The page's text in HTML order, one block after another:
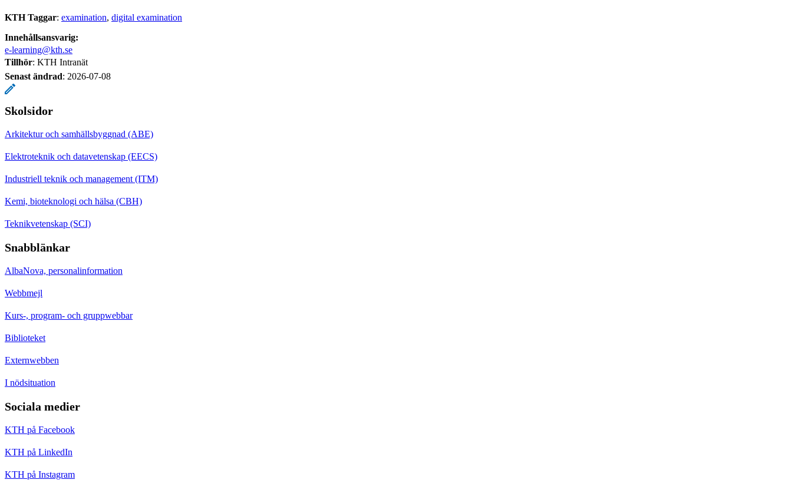
KTH Taggar: examination digital examination
Innehållsansvarig:
e-learning@kth.se
Tillhör: KTH Intranät
Senast ändrad: 2026-07-08
Skolsidor
Arkitektur och samhällsbyggnad (ABE)
Elektroteknik och datavetenskap (EECS)
Industriell teknik och management (ITM)
Kemi, bioteknologi och hälsa (CBH)
Teknikvetenskap (SCI)
Snabblänkar
AlbaNova, personalinformation
Webbmejl
Kurs-, program- och gruppwebbar
Biblioteket
Externwebben
I nödsituation
Sociala medier
KTH på Facebook
KTH på LinkedIn
KTH på Instagram